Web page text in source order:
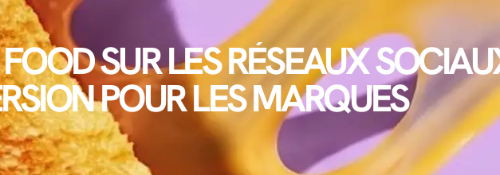
SUR LES RÉSEAUX
POUR LES MARQUES